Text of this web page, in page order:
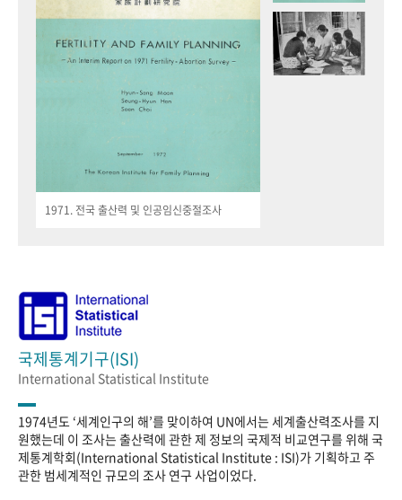
1971. 전국 출산력 및 인공임신중절조사
국제통계기구(ISI)
International Statistical Institute
1974년도 ‘세계인구의 해’를 맞이하여 UN에서는 세계출산력조사를 지
원했는데 이 조사는 출산력에 관한 제 정보의 국제적 비교연구를 위해 국
제통계학회(International Statistical Institute : ISI)가 기획하고 주
관한 범세계적인 규모의 조사 연구 사업이었다.